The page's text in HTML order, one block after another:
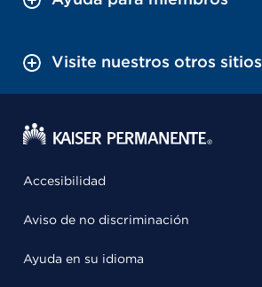
Visite nuestros otros sitios
Accesibilidad
Aviso de no discriminación
Ayuda en su idioma